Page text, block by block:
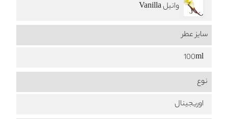
وانیل Vanilla
سایز عطر
100ml
نوع
اوریجینال